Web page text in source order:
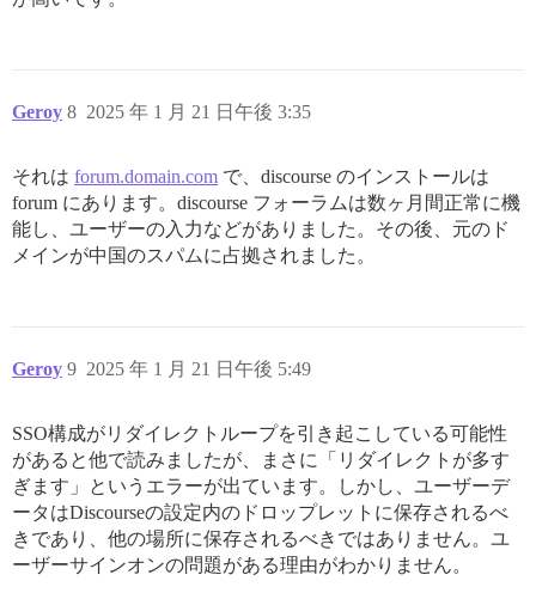
Geroy 2025 年 1 月 21 日午後 3:35
8
それは forum.domain.com で、discourse のインストールは
forum にあります。discourse フォーラムは数ヶ月間正常に機
能し、ユーザーの入力などがありました。その後、元のド
メインが中国のスパムに占拠されました。
Geroy 2025 年 1 月 21 日午後 5:49
9
SSO構成がリダイレクトループを引き起こしている可能性
があると他で読みましたが、まさに「リダイレクトが多す
ぎます」というエラーが出ています。しかし、ユーザーデ
ータはDiscourseの設定内のドロップレットに保存されるべ
きであり、他の場所に保存されるべきではありません。ユ
ーザーサインオンの問題がある理由がわかりません。